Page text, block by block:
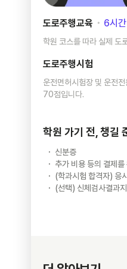
도로주행교육 ･ 6시간
학원 코스를 따라 실제 도
도로주행시험
운전면허시험장 및 운전
70점입니다.
학원 가기 전, 챙길
신분증
추가 비용 등의 결제
(학과시험 합격자) 응
(선택) 신체검사결과지